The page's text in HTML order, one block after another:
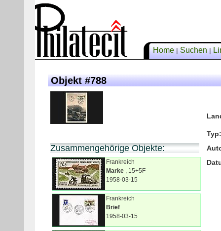
Home|Suchen|
Objekt #788
Zusammengehörige Objekte:
Frankreich
Marke , 15+5F
1958-03-15
Frankreich
Brief
1958-03-15